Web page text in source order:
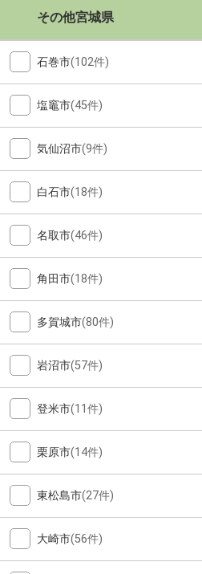
その他宮城県
石巻市(102件)
塩竈市(45件)
気仙沼市(9件)
白石市(18件)
名取市(46件)
角田市(18件)
多賀城市(80件)
岩沼市(57件)
登米市(11件)
栗原市(14件)
東松島市(27件)
大崎市(56件)